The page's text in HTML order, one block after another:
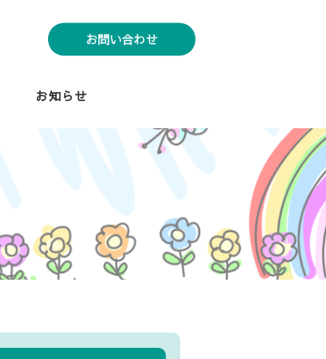
お問い合わせ
お知らせ